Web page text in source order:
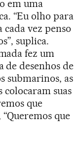
em uma
“Eu olho para
vez penso
suplica.
fez um
de desenhos de
submarinos, as
colocaram suas
que
“Queremos que